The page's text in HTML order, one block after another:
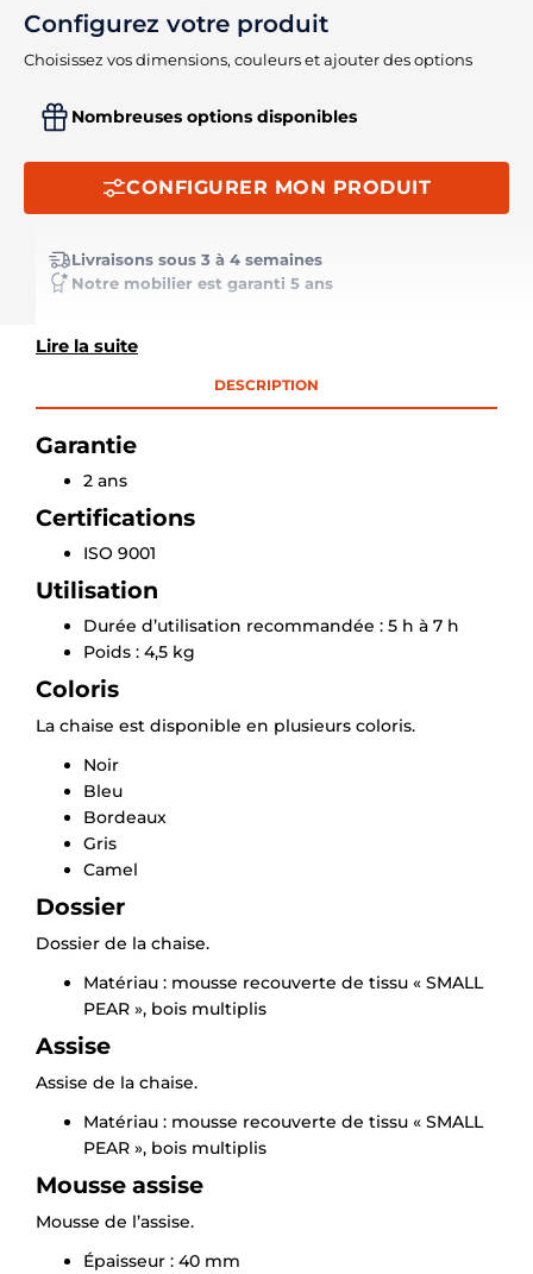
Lire la suite
Configurez votre produit
Choisissez vos dimensions, couleurs et ajouter des options
Nombreuses options disponibles
CONFIGURER MON PRODUIT
Livraisons sous 3 à 4 semaines
Notre mobilier est garanti 5 ans
DESCRIPTION
Garantie
2 ans
Certifications
ISO 9001
Utilisation
Durée d’utilisation recommandée : 5 h à 7 h
Poids : 4,5 kg
Coloris
La chaise est disponible en plusieurs coloris.
Noir
Bleu
Bordeaux
Gris
Camel
Dossier
Dossier de la chaise.
Matériau : mousse recouverte de tissu « SMALL
PEAR », bois multiplis
Assise
Assise de la chaise.
Matériau : mousse recouverte de tissu « SMALL
PEAR », bois multiplis
Mousse assise
Mousse de l’assise.
Épaisseur : 40 mm